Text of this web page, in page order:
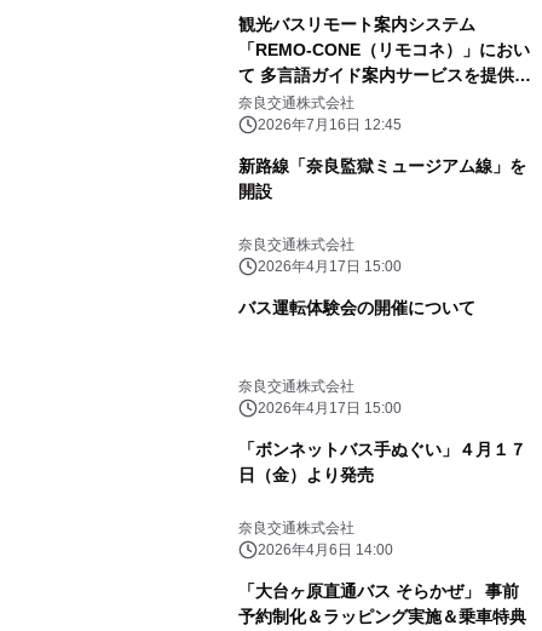
観光バスリモート案内システム
「REMO-CONE（リモコネ）」におい
て 多言語ガイド案内サービスを提供開
始
奈良交通株式会社
2026年7月16日 12:45
新路線「奈良監獄ミュージアム線」を
開設
奈良交通株式会社
2026年4月17日 15:00
バス運転体験会の開催について
奈良交通株式会社
2026年4月17日 15:00
「ボンネットバス手ぬぐい」４月１７
日（金）より発売
奈良交通株式会社
2026年4月6日 14:00
「大台ヶ原直通バス そらかぜ」 事前
予約制化＆ラッピング実施＆乗車特典